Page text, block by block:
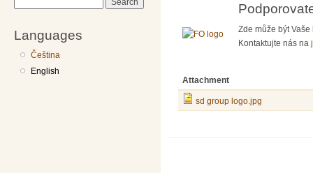
Languages
Čeština
English
Zde může být Vaše
Kontaktujte nás na
Attachment
sd group logo.jpg